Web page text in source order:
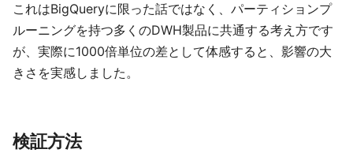
これはBigQueryに限った話ではなく、パーティションプ
ルーニングを持つ多くのDWH製品に共通する考え方です
が、実際に1000倍単位の差として体感すると、影響の大
きさを実感しました。
検証方法